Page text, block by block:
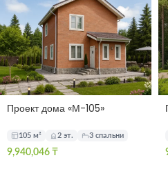
Проект дома «М-105»
105 м² 2 эт. 3 спальни
9,940,046 ₸